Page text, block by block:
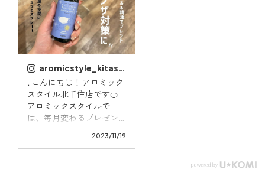
aromicstyle_kitasenju_marui
. こんにちは！ アロミック
スタイル北千住店です🍊
アロミックスタイルで
は、毎月変わるプレゼン
2023/11/19